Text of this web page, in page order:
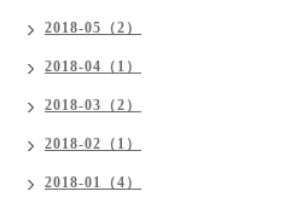
2018-05（2）
2018-04（1）
2018-03（2）
2018-02（1）
2018-01（4）